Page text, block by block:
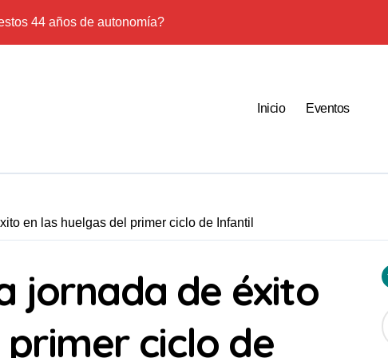
44 años de autonomía?
miedo, derechos: la importancia de la regularización en La Rioja
razones para salir a la calle
bebés: el Patronato de Protección a la Mujer y su deuda de
10 verdades urgentes sobre la abolición de la prostitución
Inicio Eventos
en las huelgas del primer ciclo de Infantil
jornada de éxito
ciclo de